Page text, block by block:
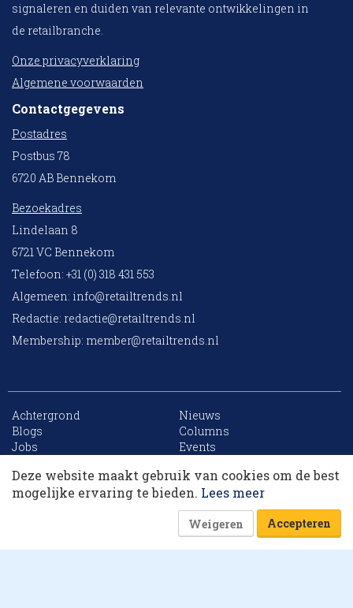
Dit artikel krijg je cadeau. Lees alles van
RetailTrends voor slechts € 10,- (eerste maand).
Of log in
signaleren en duiden van relevante ontwikkelingen in
de retailbranche.
Onze privacyverklaring
Algemene voorwaarden
Contactgegevens
Postadres
Postbus 78
6720 AB Bennekom
Bezoekadres
Lindelaan 8
6721 VC Bennekom
Telefoon: +31 (0) 318 431 553
Algemeen: info@retailtrends.nl
Redactie: redactie@retailtrends.nl
Membership: member@retailtrends.nl
Achtergrond
Nieuws
Blogs
Columns
Jobs
Events
Archief
Sitemap
Website is powered by
Deze website maakt gebruik van cookies om de best
mogelijke ervaring te bieden. Lees meer
Weigeren Accepteren